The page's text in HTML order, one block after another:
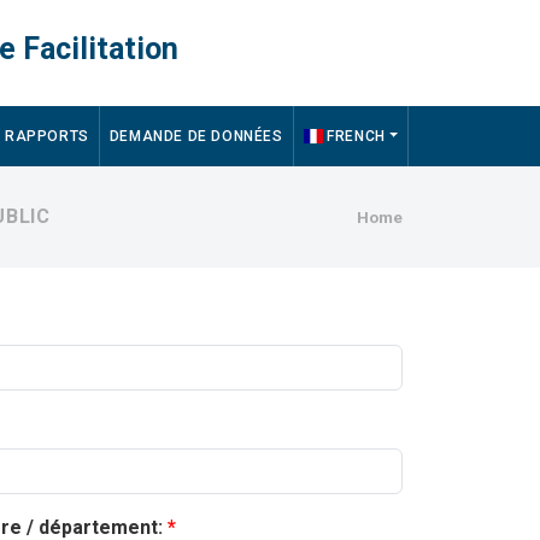
Facilitation
RAPPORTS DEMANDE DE DONNÉES FRENCH
Home
/ département: